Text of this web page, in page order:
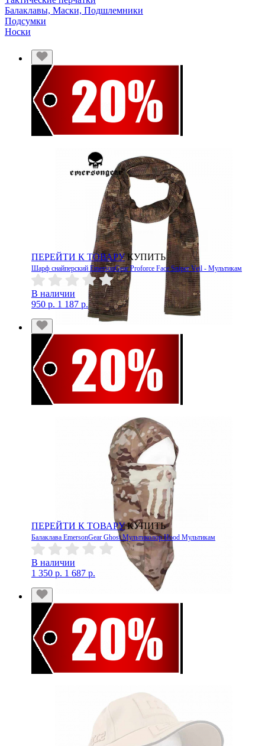
Балаклавы, Маски, Подшлемники
Подсумки
Носки
ПЕРЕЙТИ К ТОВАРУ КУПИТЬ
Шарф снайперский EmersonGear Proforce Face Sniper Veil - Мультикам
В наличии
950 р. 1 187 р.
ПЕРЕЙТИ К ТОВАРУ КУПИТЬ
Балаклава EmersonGear Ghost Мультиколор Hood Мультикам
В наличии
1 350 р. 1 687 р.